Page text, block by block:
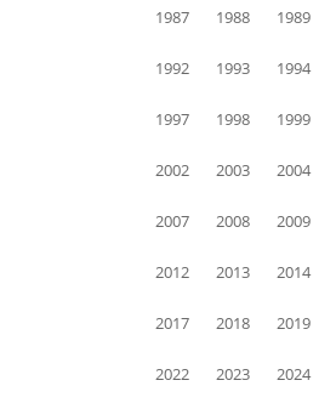
1987 1988 1989
1992 1993 1994
1997 1998 1999
2002 2003 2004
2007 2008 2009
2012 2013 2014
2017 2018 2019
2022 2023 2024